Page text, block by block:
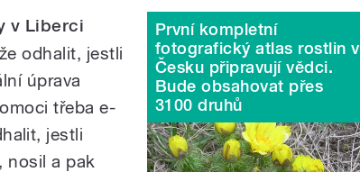
První kompletní
fotografický atlas rostlin v
Česku připravují vědci.
Bude obsahovat přes
3100 druhů
v Liberci
odhalit, jestli
úprava
třeba e-
jestli
nosil a pak